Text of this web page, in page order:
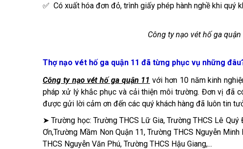
✅ Có xuất hóa đơn đỏ, trình giấy phép hành nghề khi quý
Công ty nạo vét hố ga
Thợ nạo vét hố ga quận 11 đã từng phục vụ những
Công ty nạo vét hố ga quận 11 với hơn 10 năm kinh
pháp xử lý khắc phục và cải thiện môi trường. Đơn vị đã
được gửi lời cảm ơn đến các quý khách hàng đã luôn tin
➤ Trường học: Trường THCS Lữ Gia, Trường THCS Lê
Ơn,Trường Mầm Non Quận 11, Trường THCS Nguyễn
THCS Nguyễn Văn Phú, Trường THCS Hậu Giang,...